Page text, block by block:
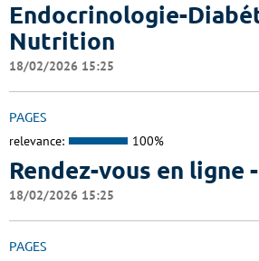
Endocrinologie-
Nutrition
18/02/2026 15:25
PAGES
relevance: 100%
Rendez-vous en ligne
18/02/2026 15:25
PAGES